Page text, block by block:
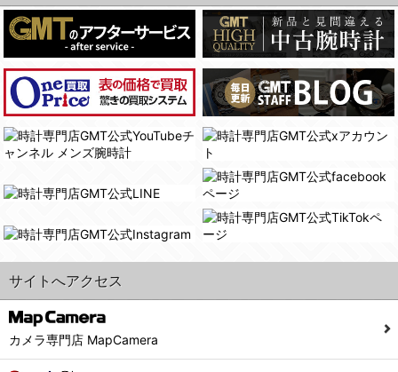
(4)国の機関若しくは地方公共団体又はその委託を受けた者が法令の定める事務を遂行することに対して協力する必要がある場合であって、本人の同意を得ることにより当該事務の遂行に支障を及ぼすおそれがあるとき。
(5)業務を円滑に進めるために、外部業者に個人データの一部又は全部の処理を委託する場合（ただし、委託する場合は委託した個人データの安全管理が図られるように、委託先に対する必要かつ適切な監督を行ないます）。
４．ご提供の任意性
当社への個人情報の提供はお客様の任意ですが、必要な個人情報をご提供いただけない場合、当社のサービス等が利用できない場合がありますのでご了承下さい。
５．ご本人が容易に知覚できない方法による個人情報の取得
また利用者の統計的分析のため、または掲載された広告にクッキーを使用する場合があります。
(2) ユーザーから寄せられた情報を、ユーザーの個人情報を表示せずに開示する場合。
(3) ユーザーが個人情報の開示について同意している場合。
(4) 法令により開示が求められた場合。
(5) 弊社で取り扱う商品またはサービスに関する案内や情報提供（郵便、電子メール等によるダイレクトメールなど）を行なう場合。
(6) 弊社が利用目的を示してユーザーから取得した情報を、その利用目的の範囲内で利用する場合。
6. 情報の提供
1)弊社は、各ユーザーに対し、当該ユーザーの購入商品の情報、及び弊社の特価商品の情報等、ユーザーに有益かつ便利な情報を提供するものとし、ユーザーはこれに同意するものとします。
フォームにて入力されたメールアドレスに、本サイトのお知らせをメールにてお送りさせていただきます。
本サイト会員のお客様は
※設定変更前にログインする必要があります。
メールマガジン会員のお客様はこちら
サイトへアクセス
カメラ専門店 MapCamera